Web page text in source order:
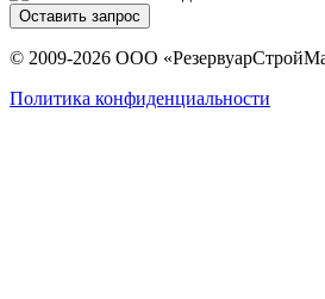
Оставить запрос
© 2009-2026 ООО
Политика конфиденциальности